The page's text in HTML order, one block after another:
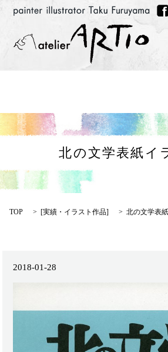
北の文学表紙イ
TOP [実績・イラスト作品] 北の文学表
2018-01-28